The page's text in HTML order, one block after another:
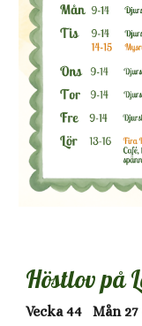
Höstlov på
Vecka 44 Mån